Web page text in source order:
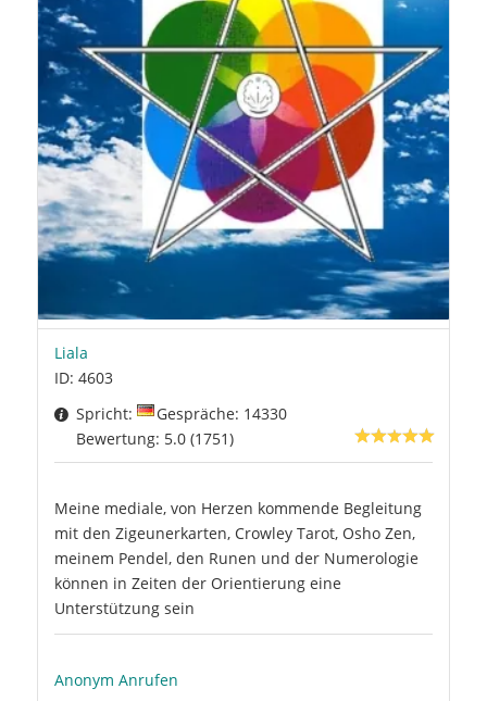
Liala
ID: 4603
Spricht:
Gespräche: 14330
Bewertung: 5.0 (1751)
Meine mediale, von Herzen kommende Begleitung
mit den Zigeunerkarten, Crowley Tarot, Osho Zen,
meinem Pendel, den Runen und der Numerologie
können in Zeiten der Orientierung eine
Unterstützung sein
Anonym Anrufen